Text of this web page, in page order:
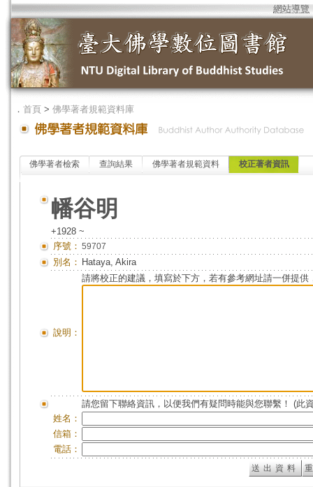
網站導覽
． 首頁 > 佛學著者規範資料庫
佛學著者檢索 查詢結果 佛學著者規範資料 校正著者資訊
幡谷明
+1928 ~
序號： 59707
別名： Hataya, Akira
說明：
請將校正的建議，填寫於下方，若有參考網址請一併提供
請您留下聯絡資訊，以便我們有疑問時能與您聯繫！ (此
姓名：
信箱：
電話：